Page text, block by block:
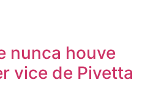
nunca houve
vice de Pivetta